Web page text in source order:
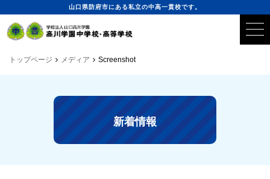
山口県防府市にある私立の中高一貫校です。
トップページ メディア Screenshot
新着情報